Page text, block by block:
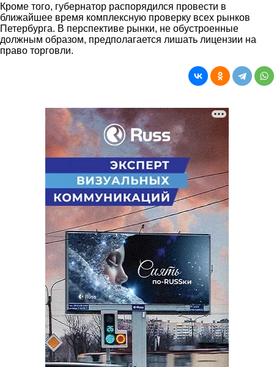
Кроме того, губернатор распорядился провести в
ближайшее время комплексную проверку всех рынков
Петербурга. В перспективе рынки, не обустроенные
должным образом, предполагается лишать лицензии на
право торговли.